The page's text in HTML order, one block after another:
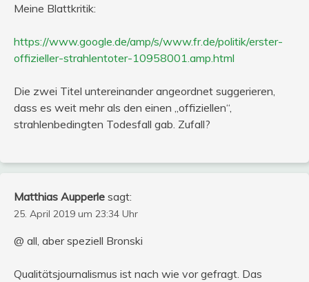
Meine Blattkritik:
https://www.google.de/amp/s/www.fr.de/politik/erster-
offizieller-strahlentoter-10958001.amp.html
Die zwei Titel untereinander angeordnet suggerieren,
dass es weit mehr als den einen „offiziellen“,
strahlenbedingten Todesfall gab. Zufall?
Matthias Aupperle sagt:
25. April 2019 um 23:34 Uhr
@ all, aber speziell Bronski
Qualitätsjournalismus ist nach wie vor gefragt. Das